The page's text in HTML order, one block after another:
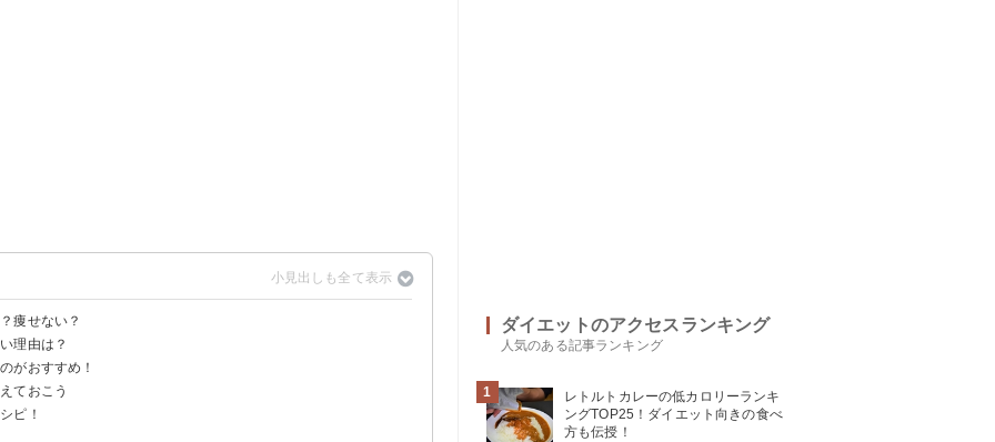
痩せない？
理由は？
がおすすめ！
ておこう
ピ！
ダイエットのアクセスランキング
人気のある記事ランキング
1
レトルトカレーの低カロリーランキ
ングTOP25！ダイエット向きの食べ
方も伝授！